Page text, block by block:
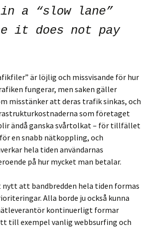
a “slow lane”
it does not pay
är löjlig och missvisande för hur
fungerar, men saken gäller
misstänker att deras trafik sinkas, och
som företaget
ändå ganska svårtolkat – för tillfället
en snabb nätkoppling, och
hela tiden användarnas
på hur mycket man betalar.
att bandbredden hela tiden formas
Alla borde ju också kunna
kontinuerligt formar
till exempel vanlig webbsurfing och